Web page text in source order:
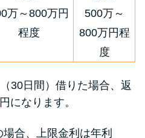
万～800万円
程度
500万～
800万円程
度
30日間）借りた場合、返
になります。
合、上限金利は年利